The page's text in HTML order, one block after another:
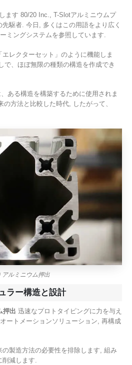
ます 80/20 Inc., T-Slotアルミニウムプ
駆者. 今日, 多くはこの用語をより広く
ミングシステムを参照しています.
レクターセット」のように機能しま
で、ほぼ無限の種類の構造を作成でき
ある構造を構築するために使用されま
方法と比較した時代, したがって、
アルミニウム押出
ラー構造と設計
押出 迅速なプロトタイピングに力を与え
ートメーションソリューション, 再構成
製造方法の必要性を排除します, 組み
削減します.